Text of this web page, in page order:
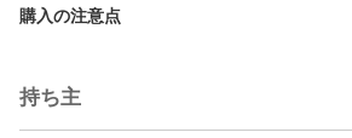
購入の注意点
持ち主